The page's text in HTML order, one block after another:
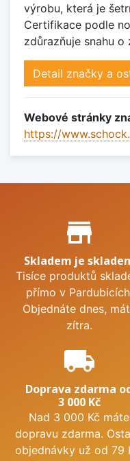
výrobu, která je
Certifikace podle
zdůrazňuje snahu o
Detail značky a
Webové stránky
https://
Proč nakupovat u
store_mall_directory
Skladem je
Tisíce produktů
přímo v
Objednáte dnes,
zítra.
local_shipping
Doprava zdarma
3 000 Kč
Nad 3 000 Kč máte
dopravu zdarma.
objednávky už od 79